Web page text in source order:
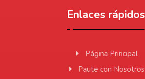
Enlaces rápidos
Página Principal
Paute con Nosotros